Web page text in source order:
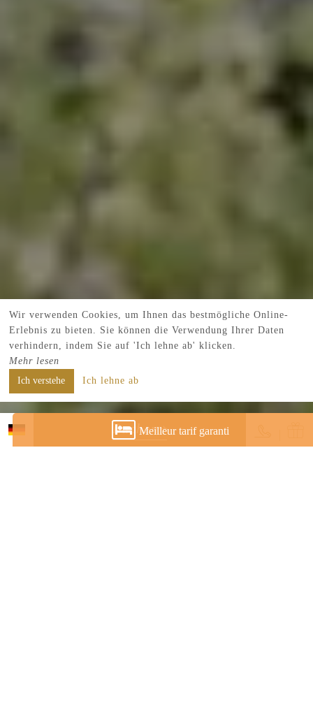
Buchen
Wir verwenden Cookies, um Ihnen das bestmögliche Online-
Erlebnis zu bieten. Sie können die Verwendung Ihrer Daten
verhindern, indem Sie auf 'Ich lehne ab' klicken.
Mehr lesen
Ich verstehe
Ich lehne ab
Meilleur tarif garanti